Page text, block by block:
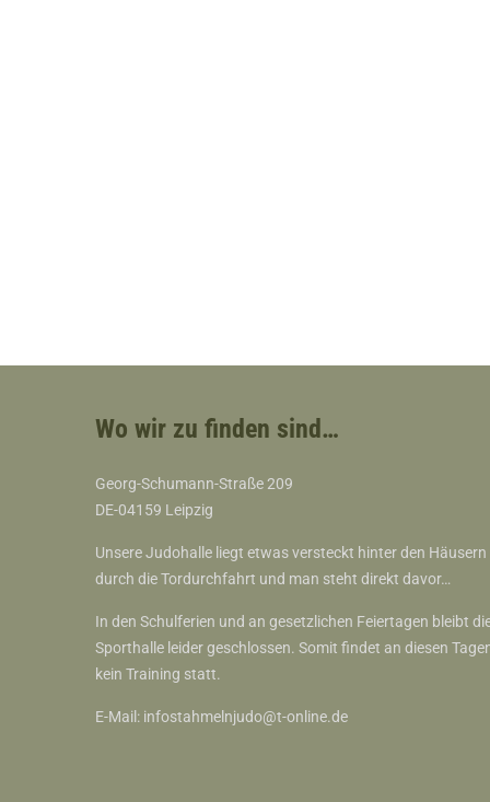
Wo wir zu finden sind…
Georg-Schumann-Straße 209
DE-04159 Leipzig
Unsere Judohalle liegt etwas versteckt hinter den Häusern
durch die Tordurchfahrt und man steht direkt davor…
In den Schulferien und an gesetzlichen Feiertagen bleibt
Sporthalle leider geschlossen. Somit findet an diesen
kein Training statt.
E-Mail: infostahmelnjudo@t-online.de